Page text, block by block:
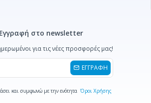
Εγγραφή στο newsletter
για τις νέες προσφορές μας!
ΕΓΓΡΑΦΗ
και συμφωνώ με την ενότητα Όροι Χρήσης